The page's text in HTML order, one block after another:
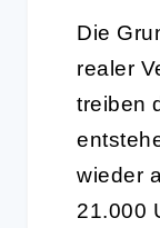
Die
realer
treiben
wieder
21.000